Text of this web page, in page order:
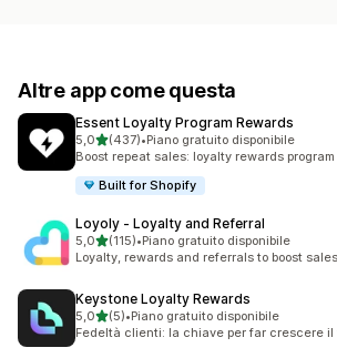
Altre app come questa
Essent Loyalty Program Rewards
5,0stelle su 5
(437)
437 recensioni totali
•Piano gratuito disponibile
Boost repeat sales: loyalty rewards
Built for Shopify
Loyoly ‑ Loyalty and Referral
5,0stelle su 5
(115)
115 recensioni totali
•Piano gratuito disponibile
Loyalty, rewards and referrals to boost sales
Keystone Loyalty Rewards
5,0stelle su 5
(5)
5 recensioni totali
•Piano gratuito disponibile
Fedeltà clienti: la chiave per far crescere il